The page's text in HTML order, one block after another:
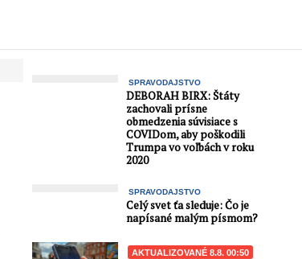
SPRAVODAJSTVO
DEBORAH BIRX: Štáty
zachovali prísne
obmedzenia súvisiace s
COVIDom, aby poškodili
Trumpa vo voľbách v roku
2020
SPRAVODAJSTVO
Celý svet ťa sleduje: Čo je
napísané malým písmom?
AKTUALIZOVANÉ 8.8. 00:50